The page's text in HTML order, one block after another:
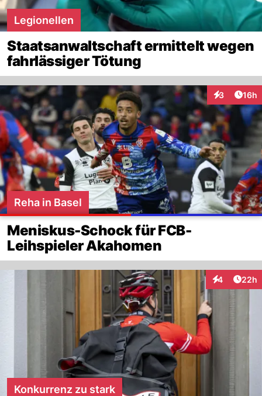
Legionellen
Staatsanwaltschaft ermittelt wegen
fahrlässiger Tötung
3
Interaktionen
16h
Reha in Basel
Meniskus-Schock für FCB-
Leihspieler Akahomen
4
Interaktionen
22h
Konkurrenz zu stark